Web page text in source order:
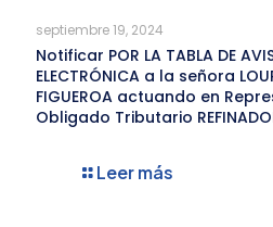
septiembre 19, 2024
Notificar POR LA TABLA DE
ELECTRÓNICA a la señora
FIGUEROA actuando en
Obligado Tributario
Leer más